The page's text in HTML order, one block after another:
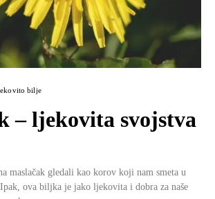
bilje
– ljekovita svojstva
maslačak gledali kao korov koji nam smeta u
ova biljka je jako ljekovita i dobra za naše